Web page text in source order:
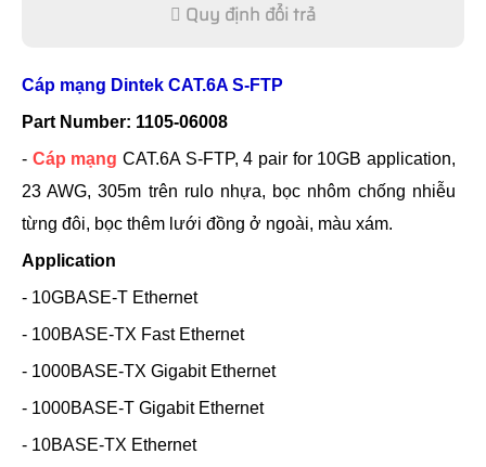
Quy định đổi trả
Cáp mạng Dintek CAT.6A S-FTP
Part Number: 1105-06008
- Cáp mạng CAT.6A S-FTP, 4 pair for 10GB application,
23 AWG, 305m trên rulo nhựa, bọc nhôm chống nhiễu
từng đôi, bọc thêm lưới đồng ở ngoài, màu xám.
Application
- 10GBASE-T Ethernet
- 100BASE-TX Fast Ethernet
- 1000BASE-TX Gigabit Ethernet
- 1000BASE-T Gigabit Ethernet
- 10BASE-TX Ethernet